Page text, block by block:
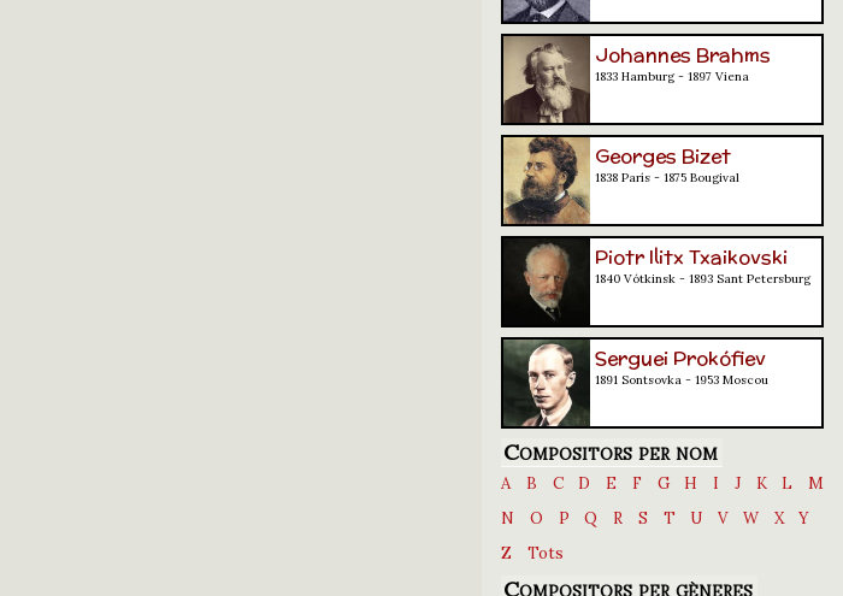
Johannes Brahms
1833 Hamburg - 1897 Viena
Georges Bizet
1838 París - 1875 Bougival
Piotr Ilitx Txaikovski
1840 Vótkinsk - 1893 Sant Petersburg
Serguei Prokófiev
1891 Sontsovka - 1953 Moscou
Compositors per nom
A B C D E F G H I J K L
M
N
O P Q R S T U V W X
Y
Z
Tots
Compositors per gèneres